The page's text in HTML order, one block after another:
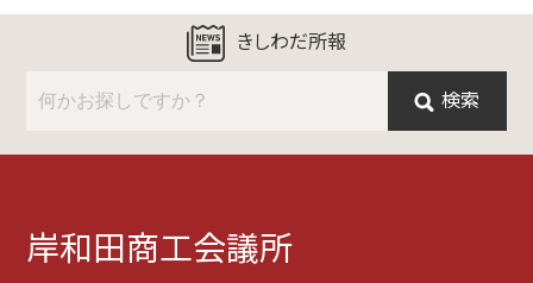
きしわだ所報
検索
岸和田商工会議所